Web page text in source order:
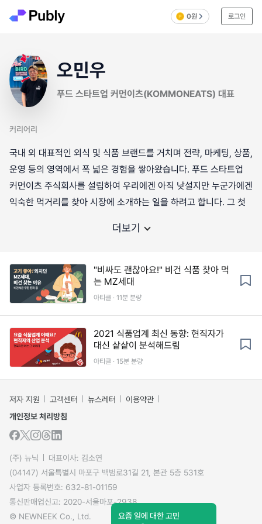
0원 로그인
오민우
푸드 스타트업 커먼이츠(KOMMONEATS) 대표
커리어리
국내 외 대표적인 외식 및 식품 브랜드를 거치며 전략, 마케팅, 상품,
운영 등의 영역에서 폭 넓은 경험을 쌓아왔습니다. 푸드 스타트업
커먼이츠 주식회사를 설립하여 우리에겐 아직 낮설지만 누군가에겐
익숙한 먹거리를 찾아 시장에 소개하는 일을 하려고 합니다. 그 첫
더보기
"비싸도 괜찮아요!" 비건 식품 찾아 먹
는 MZ세대
아티클 · 11분 분량
2021 식품업계 최신 동향: 현직자가
대신 샅샅이 분석해드림
아티클 · 15분 분량
저자 지원 고객센터 뉴스레터
이용약관
개인정보 처리방침
(주) 뉴닉
대표이사: 김소연
(04147) 서울특별시 마포구 백범로31길 21, 본관 5층 531호
사업자 등록번호: 632-81-01159
통신판매업신고: 2020-서울마포-2938
© NEWNEEK Co., Ltd.
요즘 일에 대한 고민